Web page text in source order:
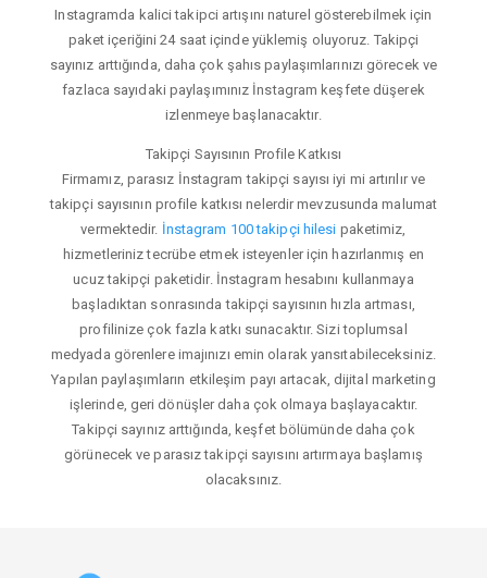
Instagramda kalici takipci artışını naturel gösterebilmek için
paket içeriğini 24 saat içinde yüklemiş oluyoruz. Takipçi
sayınız arttığında, daha çok şahıs paylaşımlarınızı görecek ve
fazlaca sayıdaki paylaşımınız İnstagram keşfete düşerek
izlenmeye başlanacaktır.
Takipçi Sayısının Profile Katkısı
Firmamız, parasız İnstagram takipçi sayısı iyi mi artırılır ve
takipçi sayısının profile katkısı nelerdir mevzusunda malumat
vermektedir. İnstagram 100 takipçi hilesi paketimiz,
hizmetleriniz tecrübe etmek isteyenler için hazırlanmış en
ucuz takipçi paketidir. İnstagram hesabını kullanmaya
başladıktan sonrasında takipçi sayısının hızla artması,
profilinize çok fazla katkı sunacaktır. Sizi toplumsal
medyada görenlere imajınızı emin olarak yansıtabileceksiniz.
Yapılan paylaşımların etkileşim payı artacak, dijital marketing
işlerinde, geri dönüşler daha çok olmaya başlayacaktır.
Takipçi sayınız arttığında, keşfet bölümünde daha çok
görünecek ve parasız takipçi sayısını artırmaya başlamış
olacaksınız.